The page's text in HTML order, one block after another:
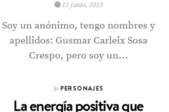
11 junio, 2013
Soy un anónimo, tengo nombres y
apellidos: Gusmar Carleix Sosa
Crespo, pero soy un…
In PERSONAJES
La energía positiva que